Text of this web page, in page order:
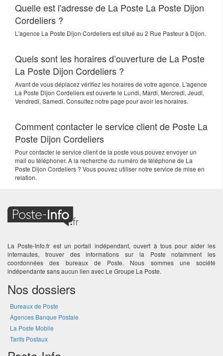
Quelle est l'adresse de La Poste La Poste Dijon
Cordeliers ?
L'agence La Poste Dijon Cordeliersest situé au 2 Rue Pasteurà Dijon.
Quels sont les horaires d’ouverture de La Poste
La Poste Dijon Cordeliers ?
Avant de vous déplacez vérifiez les horaires de votre agence. L'agence
La Poste Dijon Cordeliers est ouverte le Lundi, Mardi, Mercredi, Jeudi,
Vendredi, Samedi. Consultez notre page pour avoir les horaires.
Comment contacter le service client de Poste La
Poste Dijon Cordeliers
Pour contacter le service client de la poste vous pouvez envoyer un
mail ou téléphoner. A la recherche du numéro de téléphone de La
Poste Dijon Cordeliers ? Vous pouvez utiliser notre service de mise en
relation.
La Poste-Info.fr est un portail indépendant, ouvert à tous pour aider les
internautes, trouver des informations sur la Poste notamment les
coordonnées des bureaux de Poste. Nous sommes une société
indépendante sans aucun lien avec Le Groupe La Poste.
Nos dossiers
Bureaux de Poste
Agences Banque Postale
La Poste Mobile
Tarifs Postaux